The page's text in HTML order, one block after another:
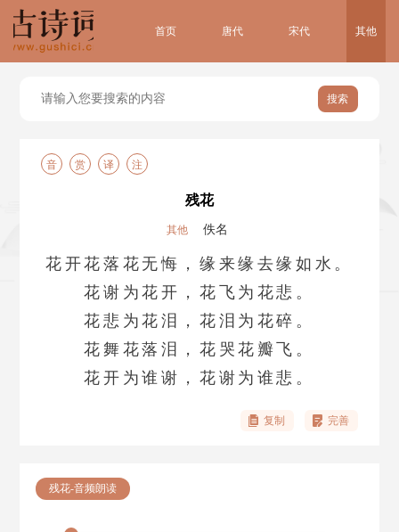
首页 唐代 宋代 其他
搜索
音 赏 译 注
残花
其他 佚名
花开花落花无悔，缘来缘去缘如水。
花谢为花开，花飞为花悲。
花悲为花泪，花泪为花碎。
花舞花落泪，花哭花瓣飞。
花开为谁谢，花谢为谁悲。
复制 完善
残花-音频朗读